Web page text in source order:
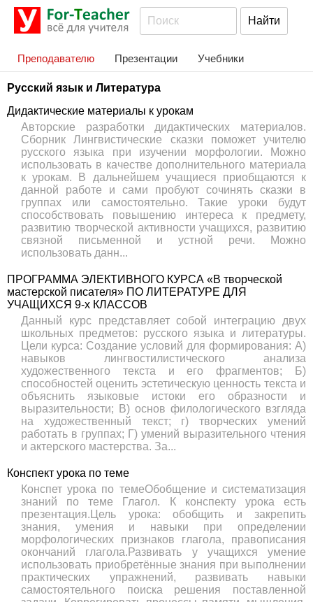
Преподавателю Презентации Учебники
Русский язык и Литература
Дидактические материалы к урокам
Авторские разработки дидактических материалов.
Сборник Лингвистические сказки поможет учителю
русского языка при изучении морфологии. Можно
использовать в качестве дополнительного материала
к урокам. В дальнейшем учащиеся приобщаются к
данной работе и сами пробуют сочинять сказки в
группах или самостоятельно. Такие уроки будут
способствовать повышению интереса к предмету,
развитию творческой активности учащихся, развитию
связной письменной и устной речи. Можно
использовать данн...
ПРОГРАММА ЭЛЕКТИВНОГО КУРСА «В творческой
мастерской писателя» ПО ЛИТЕРАТУРЕ ДЛЯ
УЧАЩИХСЯ 9-х КЛАССОВ
Данный курс представляет собой интеграцию двух
школьных предметов: русского языка и литературы.
Цели курса: Создание условий для формирования: А)
навыков лингвостилистического анализа
художественного текста и его фрагментов; Б)
способностей оценить эстетическую ценность текста и
объяснить языковые истоки его образности и
выразительности; В) основ филологического взгляда
на художественный текст; г) творческих умений
работать в группах; Г) умений выразительного чтения
и актерского мастерства. За...
Конспект урока по теме
Конспет урока по темеОбобщение и систематизация
знаний по теме Глагол. К конспекту урока есть
презентация.Цель урока: обобщить и закрепить
знания, умения и навыки при определении
морфологических признаков глагола, правописания
окончаний глагола.Развивать у учащихся умение
использовать приобретённые знания при выполнении
практических упражнений, развивать навыки
самостоятельного поиска решения поставленной